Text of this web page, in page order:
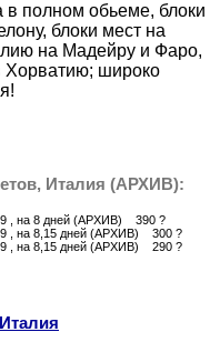
полном обьеме, блоки
блоки мест на
на Мадейру и Фаро,
Хорватию; широко
Италия (АРХИВ):
, на 8 дней (АРХИВ) 390 ?
, на 8,15 дней (АРХИВ) 300 ?
, на 8,15 дней (АРХИВ) 290 ?